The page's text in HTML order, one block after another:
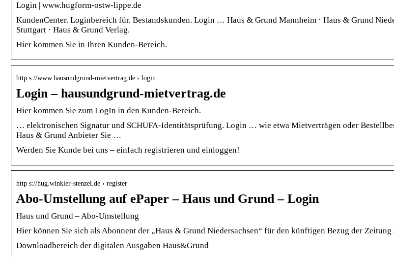
Login | www.hugform-ostw-lippe.de
KundenCenter. Loginbereich für. Bestandskunden. Login … Haus & Grund Mannheim · Haus & Grund
Stuttgart · Haus & Grund Verlag.
Hier kommen Sie in Ihren Kunden-Bereich.
http s://www.hausundgrund-mietvertrag.de › login
Login – hausundgrund-mietvertrag.de
Hier kommen Sie zum LogIn in den Kunden-Bereich.
… elektronischen Signatur und SCHUFA-Identitätsprüfung. Login … wie etwa Mietverträgen oder
Haus & Grund Anbieter Sie …
Werden Sie Kunde bei uns – einfach registrieren und einloggen!
http s://hug.winkler-stenzel.de › register
Abo-Umstellung auf ePaper – Haus und Grund – Login
Haus und Grund – Abo-Umstellung
Hier können Sie sich als Abonnent der „Haus & Grund Niedersachsen“ für den künftigen Bezug der Zeitung
Downloadbereich der digitalen Ausgaben Haus&Grund